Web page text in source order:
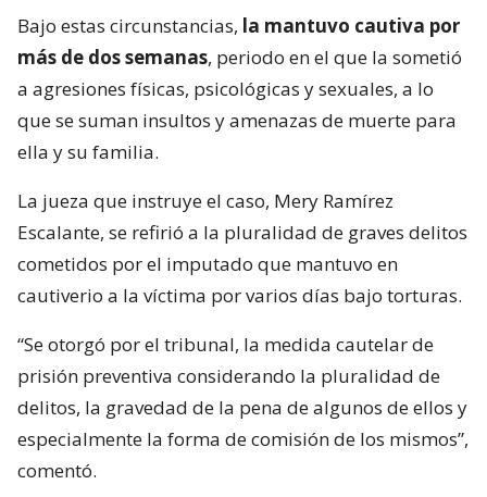
Bajo estas circunstancias, la mantuvo cautiva por
más de dos semanas, periodo en el que la sometió
a agresiones físicas, psicológicas y sexuales, a lo
que se suman insultos y amenazas de muerte para
ella y su familia.
La jueza que instruye el caso, Mery Ramírez
Escalante, se refirió a la pluralidad de graves delitos
cometidos por el imputado que mantuvo en
cautiverio a la víctima por varios días bajo torturas.
“Se otorgó por el tribunal, la medida cautelar de
prisión preventiva considerando la pluralidad de
delitos, la gravedad de la pena de algunos de ellos y
especialmente la forma de comisión de los mismos”,
comentó.